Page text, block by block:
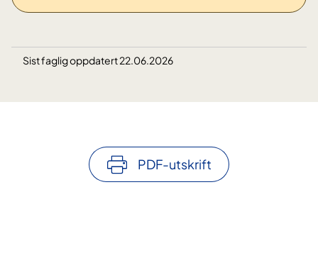
Sist faglig oppdatert 22.06.2026
PDF-utskrift